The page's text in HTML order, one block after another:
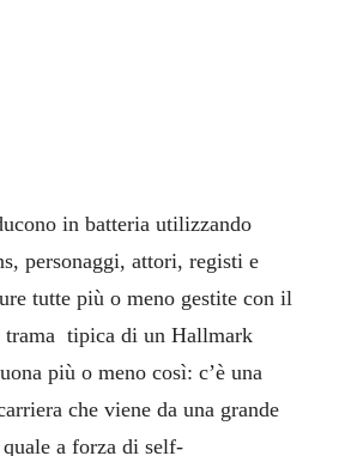
in batteria utilizzando
personaggi, attori, registi e
tutte più o meno gestite con il
trama tipica di un Hallmark
più o meno così: c’è una
che viene da una grande
a forza di self-